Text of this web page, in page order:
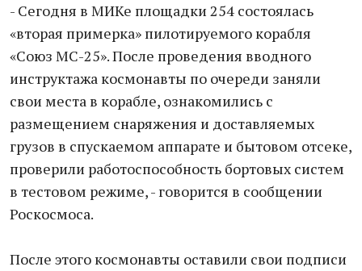
- Сегодня в МИКе площадки 254 состоялась
«вторая примерка» пилотируемого корабля
«Союз МС-25». После проведения вводного
инструктажа космонавты по очереди заняли
свои места в корабле, ознакомились с
размещением снаряжения и доставляемых
грузов в спускаемом аппарате и бытовом отсеке,
проверили работоспособность бортовых систем
в тестовом режиме, - говорится в сообщении
Роскосмоса.
После этого космонавты оставили свои подписи